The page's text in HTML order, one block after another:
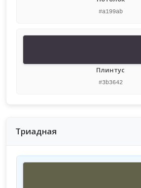
#a199ab
Плинтус
#3b3642
Триадная